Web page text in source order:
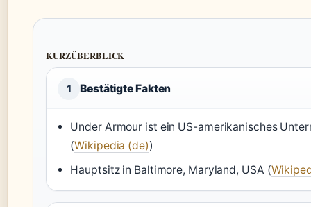
KURZÜBERBLICK
1 Bestätigte Fakten
Under Armour ist ein US-amerikanisches
(Wikipedia (de))
Hauptsitz in Baltimore, Maryland, USA (